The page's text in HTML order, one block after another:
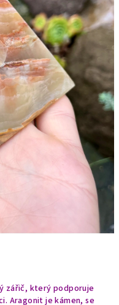
zářič, který podporuje
Aragonit je kámen, se